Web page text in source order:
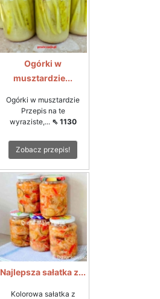
Ogórki w
musztardzie...
Ogórki w musztardzie
Przepis na te
wyraziste,... ⇖ 1130
Zobacz przepis!
Najlepsza sałatka z...
Kolorowa sałatka z